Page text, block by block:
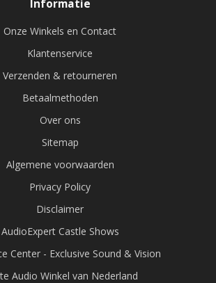
Informatie
Onze Winkels en Contact
Klantenservice
Verzenden & retourneren
Betaalmethoden
Over ons
Sitemap
Algemene voorwaarden
Privacy Policy
Disclaimer
AudioExpert Castle Shows
Center - Exclusive Sound & Vision
Audio Winkel van Nederland